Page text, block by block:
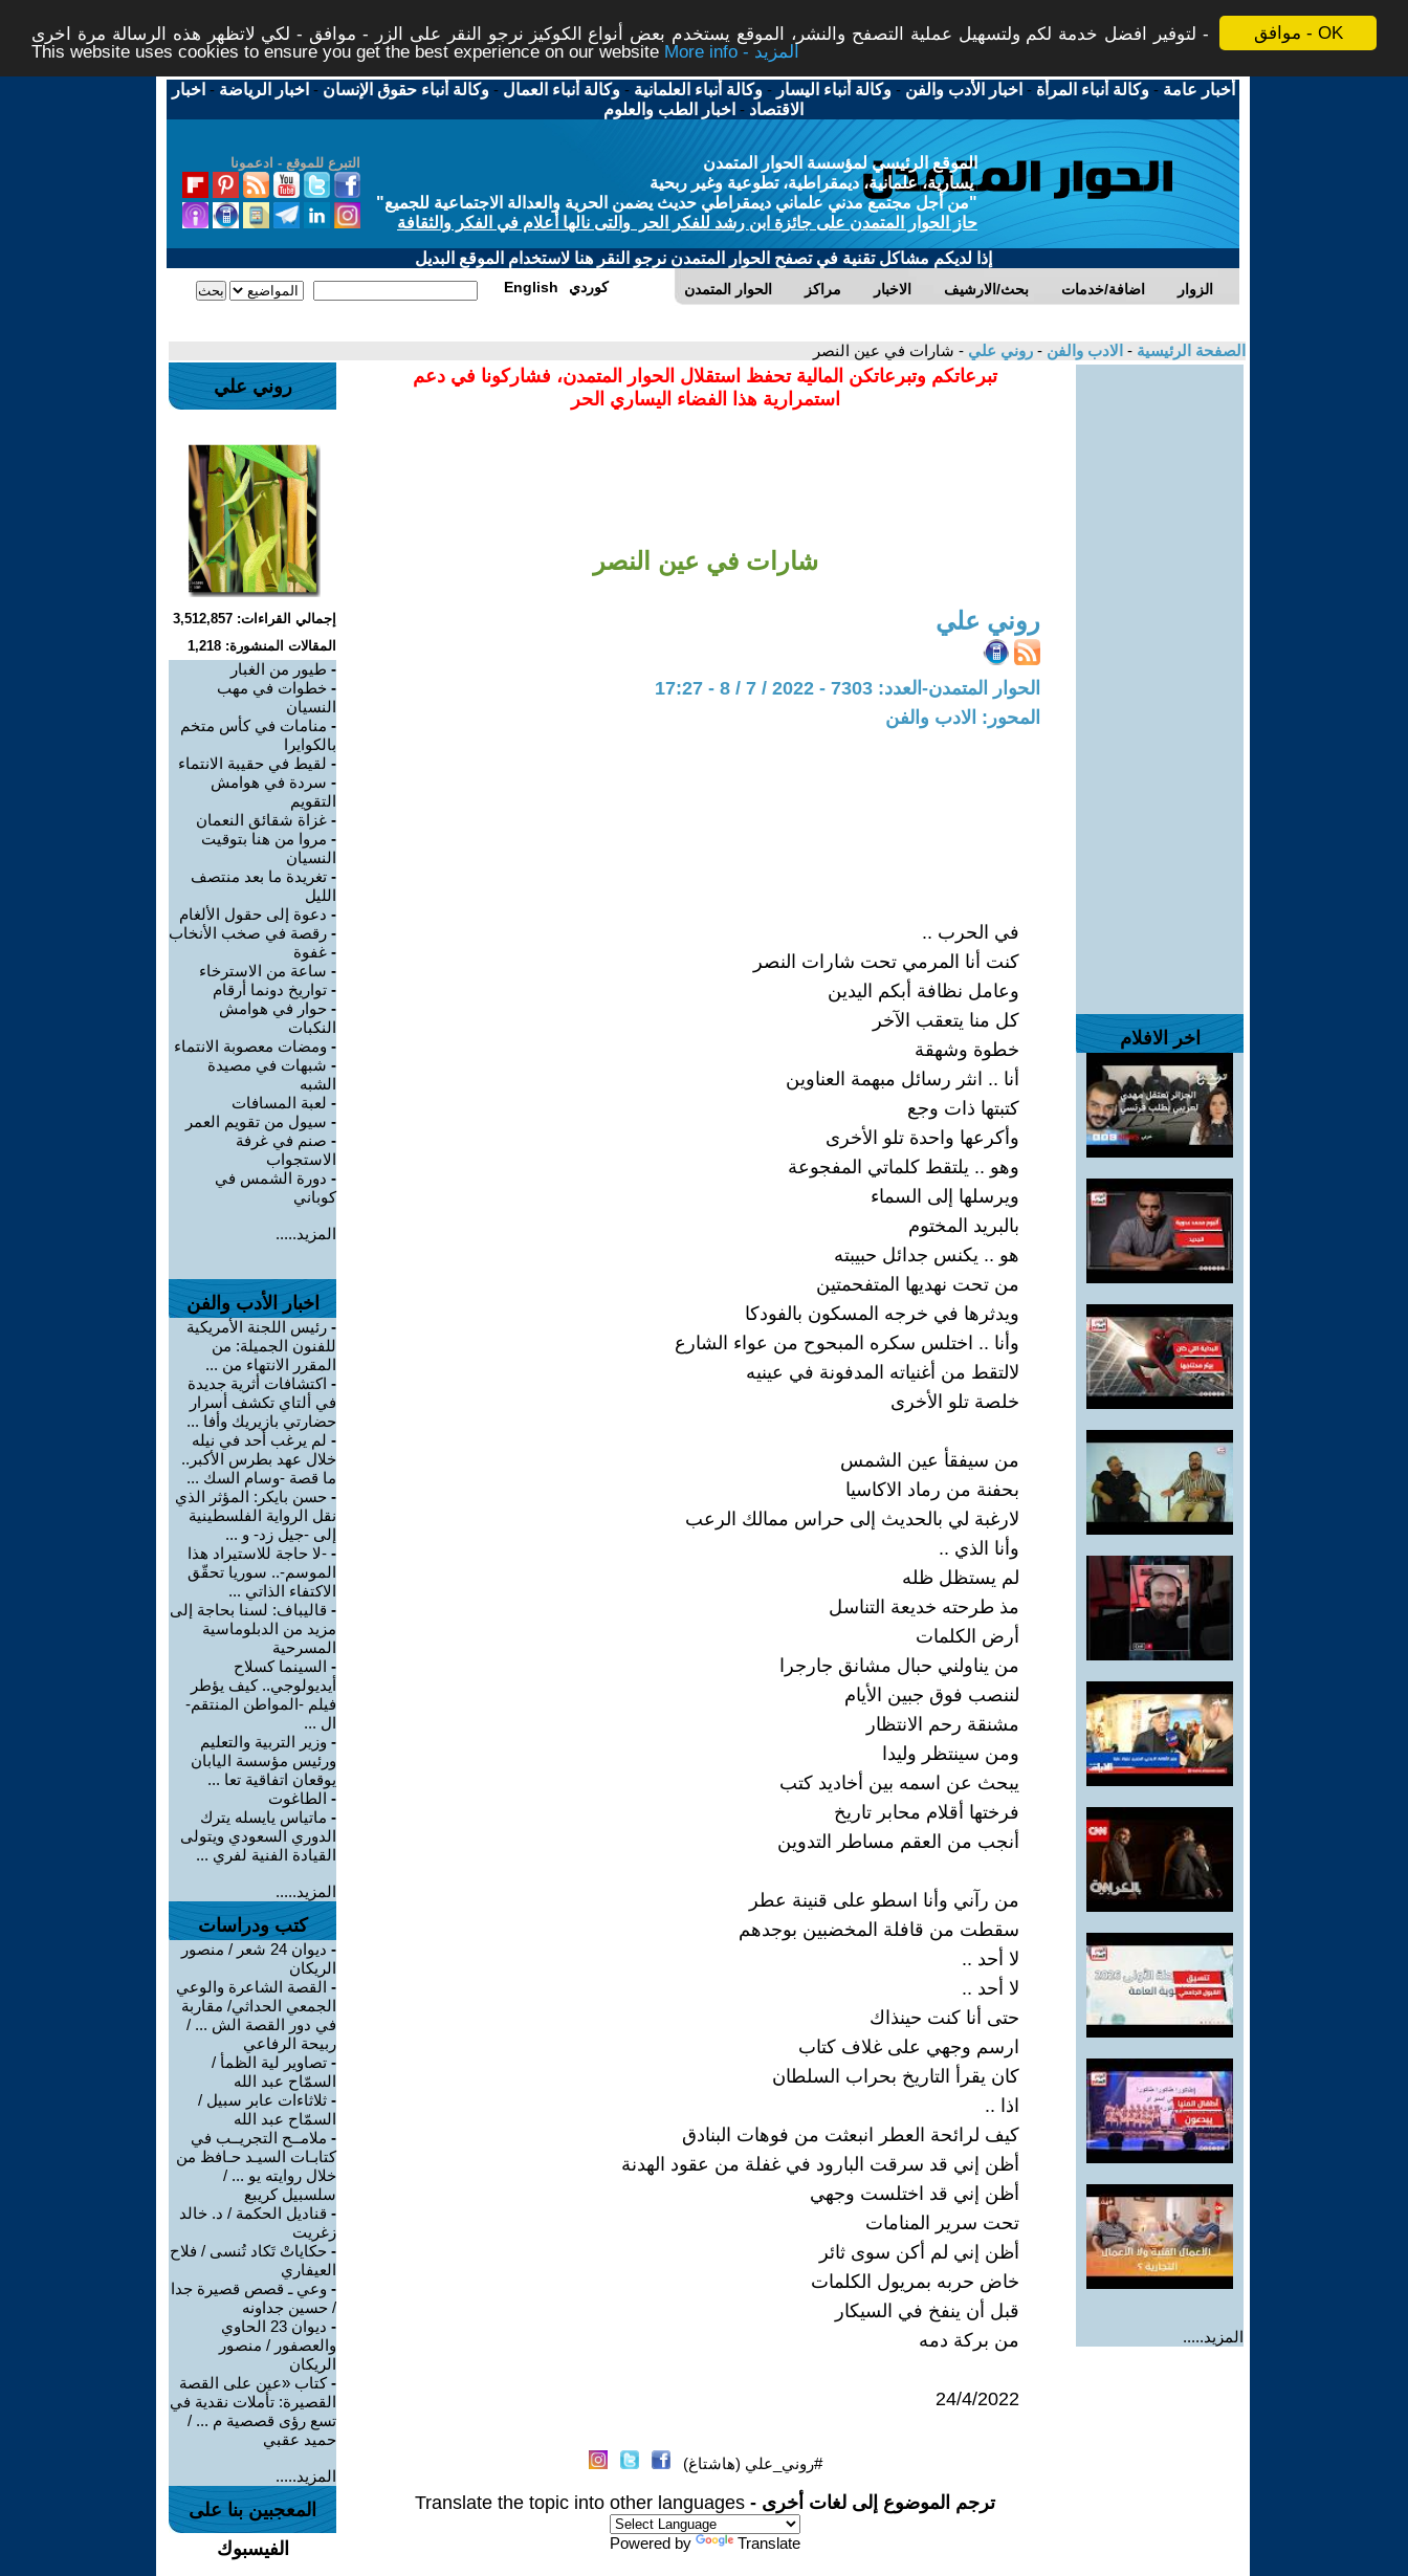
موافق - OK
لتوفير افضل خدمة لكم ولتسهيل عملية التصفح والنشر، الموقع يستخدم بعض أنواع الكوكيز نرجو النقر على الزر - موافق - لكي لاتظهر هذه الرسالة مرة اخرى -
This website uses cookies to ensure you get the best experience on our website
More info - المزيد
أخبار عامة -وكالة أنباء المرأة - اخبار الأدب والفن -وكالة أنباء اليسار -وكالة أنباء العلمانية -وكالة أنباء العمال -وكالة أنباء حقوق الإنسان - اخبار الرياضة - اخبار
الاقتصاد - اخبار الطب والعلوم
التبرع للموقع - ادعمونا
الموقع الرئيسي لمؤسسة الحوار المتمدن
يسارية، علمانية، ديمقراطية، تطوعية وغير ربحية
"من أجل مجتمع مدني علماني ديمقراطي حديث يضمن الحرية والعدالة الاجتماعية للجميع"
حاز الحوار المتمدن على جائزة ابن رشد للفكر الحر والتى نالها أعلام في الفكر والثقافة
إذا لديكم مشاكل تقنية في تصفح الحوار المتمدن نرجو النقر هنا لاستخدام الموقع البديل
الحوار المتمدن مراكز الاخبار بحث/الارشيف اضافة/خدمات الزوار English كوردي
الصفحة الرئيسية - الادب والفن - روني علي - شارات في عين النصر
اخر الافلام
المزيد.....
تبرعاتكم وتبرعاتكن المالية تحفظ استقلال الحوار المتمدن، فشاركونا في دعم
استمرارية هذا الفضاء اليساري الحر
شارات في عين النصر
روني علي
الحوار المتمدن-العدد: 7303 - 2022 / 7 / 8 - 17:27
المحور: الادب والفن
في الحرب ..
كنت أنا المرمي تحت شارات النصر
وعامل نظافة أبكم اليدين
كل منا يتعقب الآخر
خطوة وشهقة
أنا .. انثر رسائل مبهمة العناوين
كتبتها ذات وجع
وأكرعها واحدة تلو الأخرى
وهو .. يلتقط كلماتي المفجوعة
ويرسلها إلى السماء
بالبريد المختوم
هو .. يكنس جدائل حبيبته
من تحت نهديها المتفحمتين
ويدثرها في خرجه المسكون بالفودكا
وأنا .. اختلس سكره المبحوح من عواء الشارع
لالتقط من أغنياته المدفونة في عينيه
خلصة تلو الأخرى
من سيفقأ عين الشمس
بحفنة من رماد الاكاسيا
لارغبة لي بالحديث إلى حراس ممالك الرعب
وأنا الذي ..
لم يستظل ظله
مذ طرحته خديعة التناسل
أرض الكلمات
من يناولني حبال مشانق جارجرا
لننصب فوق جبين الأيام
مشنقة رحم الانتظار
ومن سينتظر وليدا
يبحث عن اسمه بين أخاديد كتب
فرختها أقلام محابر تاريخ
أنجب من العقم مساطر التدوين
من رآني وأنا اسطو على قنينة عطر
سقطت من قافلة المخضبين بوجدهم
لا أحد ..
لا أحد ..
حتى أنا كنت حينذاك
ارسم وجهي على غلاف كتاب
كان يقرأ التاريخ بحراب السلطان
اذا ..
كيف لرائحة العطر انبعثت من فوهات البنادق
أظن إني قد سرقت البارود في غفلة من عقود الهدنة
أظن إني قد اختلست وجهي
تحت سرير المنامات
أظن إني لم أكن سوى ثائر
خاض حربه بمريول الكلمات
قبل أن ينفخ في السيكار
من بركة دمه
24/4/2022
#روني_علي (هاشتاغ)
ترجم الموضوع إلى لغات أخرى - Translate the topic into other languages
Powered by Translate
روني علي
إجمالي القراءات: 3,512,857
المقالات المنشورة: 1,218
- طيور من الغبار
- خطوات في مهب
النسيان
- منامات في كأس متخم
بالكوايرا
- لقيط في حقيبة الانتماء
- سردة في هوامش
التقويم
- غزاة شقائق النعمان
- مروا من هنا بتوقيت
النسيان
- تغريدة ما بعد منتصف
الليل
- دعوة إلى حقول الألغام
- رقصة في صخب الأنخاب
- غفوة
- ساعة من الاسترخاء
- تواريخ دونما أرقام
- حوار في هوامش
النكبات
- ومضات معصوبة الانتماء
- شبهات في مصيدة
الشبه
- لعبة المسافات
- سيول من تقويم العمر
- صنم في غرفة
الاستجواب
- دورة الشمس في
كوباني
المزيد.....
اخبار الأدب والفن
- رئيس اللجنة الأمريكية
للفنون الجميلة: من
المقرر الانتهاء من ...
- اكتشافات أثرية جديدة
في ألتاي تكشف أسرار
حضارتي بازيريك وأفا ...
- لم يرغب أحد في نيله
خلال عهد بطرس الأكبر..
ما قصة -وسام السك ...
- حسن بايكر: المؤثر الذي
نقل الرواية الفلسطينية
إلى -جيل زد- و ...
- -لا حاجة للاستيراد هذا
الموسم-.. سوريا تحقّق
الاكتفاء الذاتي ...
- قاليباف: لسنا بحاجة إلى
مزيد من الدبلوماسية
المسرحية
- السينما كسلاح
أيديولوجي.. كيف يؤطر
فيلم -المواطن المنتقم-
ال ...
- وزير التربية والتعليم
ورئيس مؤسسة اليابان
يوقعان اتفاقية تعا ...
- الطاغوت
- ماتياس يايسله يترك
الدوري السعودي ويتولى
القيادة الفنية لفري ...
المزيد.....
كتب ودراسات
-
ديوان 24 شعر / منصور
الريكان
- القصة الشاعرة والوعي
الجمعي الحداثي/ مقاربة
في دور القصة الش ... /
ربيحة الرفاعي
- تصاوير لية الظمأ /
السمّاح عبد الله
- ثلاثاءات عابر سبيل /
السمّاح عبد الله
- ملامــح التجريــب في
كتابـات السيـد حـافظ من
خلال روايته يو ... /
سلسبيل كريبع
- قناديل الحكمة / د. خالد
زغريت
- حكاياتْ تَكاد تُنسى / فلاح
العيفاري
- وعي ـ قصص قصيرة جدا
/ حسين جداونه
-
ديوان 23 الحاوي
والعصفور / منصور
الريكان
-كتاب «عين على القصة
القصيرة: تأملات نقدية في
تسع رؤى قصصية م ... /
حميد عقبي
المزيد.....
المعجبين بنا على
الفيسبوك